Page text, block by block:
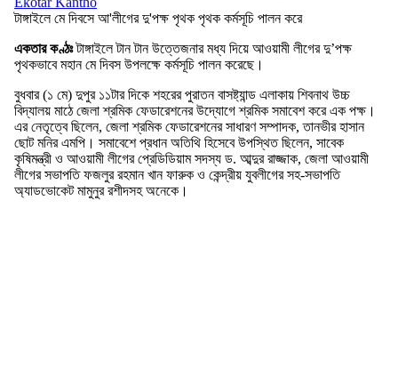
টাঙ্গাইলে মে দিবসে আ'লীগের দু'পক্ষ পৃথক পৃথক কর্মসূচি পালন করে
একতার কণ্ঠঃটাঙ্গাইলে টান টান উত্তেজনার মধ্য দিয়ে আওয়ামী লীগের দু’পক্ষ
পৃথকভাবে মহান মে দিবস উপলক্ষে কর্মসূচি পালন করেছে।
বুধবার (১ মে) দুপুর ১১টার দিকে শহরের পুরাতন বাসষ্ট্যান্ড এলাকায় শিবনাথ উচ্চ
বিদ্যালয় মাঠে জেলা শ্রমিক ফেডারেশনের উদ্যোগে শ্রমিক সমাবেশ করে এক পক্ষ।
এর নেতৃত্বে ছিলেন, জেলা শ্রমিক ফেডারেশনের সাধারণ সম্পাদক, তানভীর হাসান
ছোট মনির এমপি। সমাবেশে প্রধান অতিথি হিসেবে উপস্থিত ছিলেন, সাবেক
কৃষিমন্ত্রী ও আওয়ামী লীগের প্রেডিডিয়াম সদস্য ড. আব্দুর রাজ্জাক, জেলা আওয়ামী
লীগের সভাপতি ফজলুর রহমান খান ফারুক ও কেন্দ্রীয় যুবলীগের সহ-সভাপতি
অ্যাডভোকেট মামুনুর রশীদসহ অনেকে।